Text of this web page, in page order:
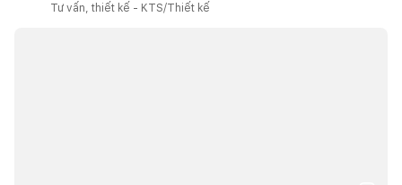
Tư vấn, thiết kế - KTS/Thiết kế